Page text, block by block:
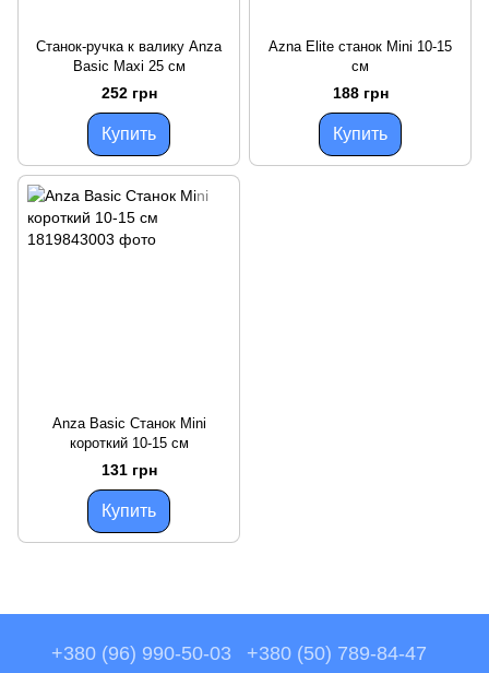
Станок-ручка к валику Anza
Basic Maxi 25 см
252 грн
Купить
Azna Elite станок Mini 10-15
см
188 грн
Купить
Anza Basic Станок Mini
короткий 10-15 см
131 грн
Купить
+380 (96) 990-50-03 +380 (50) 789-84-47